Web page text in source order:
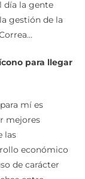
día la gente
gestión de la
para llegar
mí es
mejores
las
económico
de carácter